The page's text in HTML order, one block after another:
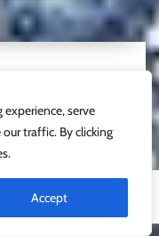
serve
traffic. By clicking
Accept